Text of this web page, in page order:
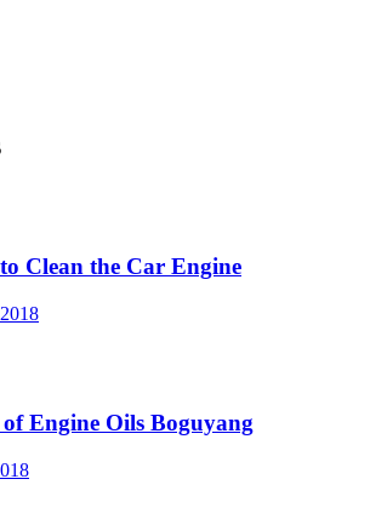
Clean the Car Engine
of Engine Oils Boguyang